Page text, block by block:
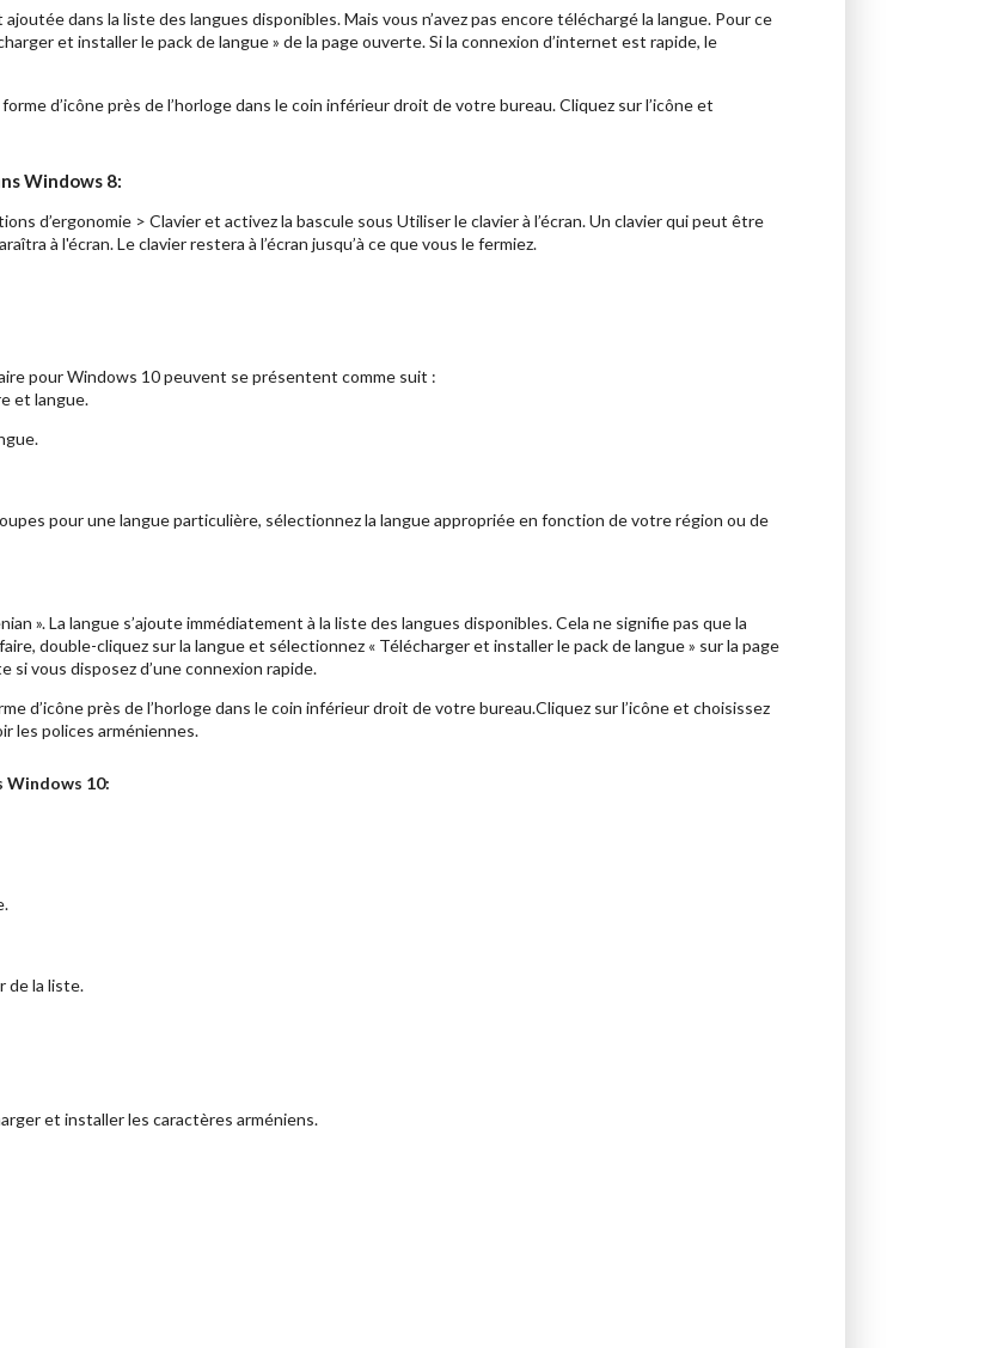
dans la liste des langues disponibles. Mais vous n’avez pas encore téléchargé la langue. Pour ce
et installer le pack de langue » de la page ouverte. Si la connexion d’internet est rapide, le
d’icône près de l’horloge dans le coin inférieur droit de votre bureau. Cliquez sur l’icône et
Windows 8:
d’ergonomie > Clavieret activez la bascule sous Utiliser le clavier à l’écran. Un clavier qui peut être
à l'écran. Le clavier restera à l’écran jusqu’à ce que vous le fermiez.
pour Windows 10 peuvent se présentent comme suit :
et langue.
pour une langue particulière, sélectionnez la langue appropriée en fonction de votre région ou de
». La langue s’ajoute immédiatement à la liste des langues disponibles. Cela ne signifie pas que la
double-cliquez sur la langue et sélectionnez « Télécharger et installer le pack de langue » sur la page
si vous disposez d’une connexion rapide.
d’icône près de l’horloge dans le coin inférieur droit de votre bureau.Cliquez sur l’icône et choisissez
les polices arméniennes.
Windows 10:
de la liste.
et installer les caractères arméniens.